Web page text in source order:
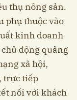
thụ nông sản.
phụ thuộc vào
kinh doanh
động quảng
xã hội,
trực tiếp
nối với khách